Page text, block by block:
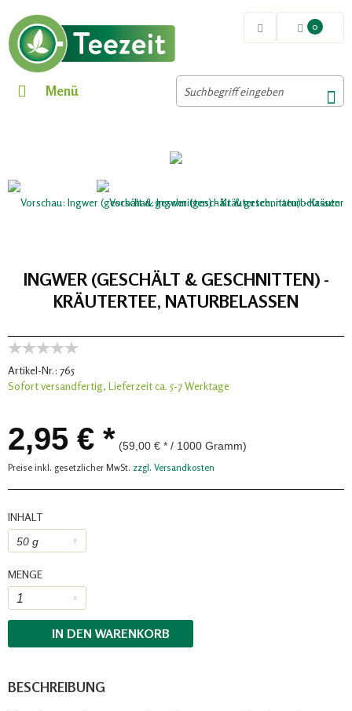
0
Menü
INGWER (GESCHÄLT & GESCHNITTEN) -
KRÄUTERTEE, NATURBELASSEN
Artikel-Nr.: 765
Sofort versandfertig, Lieferzeit ca. 5-7 Werktage
2,95 € * (59,00 € * / 1000 Gramm)
Preise inkl. gesetzlicher MwSt. zzgl. Versandkosten
INHALT
MENGE
IN DEN WARENKORB
BESCHREIBUNG